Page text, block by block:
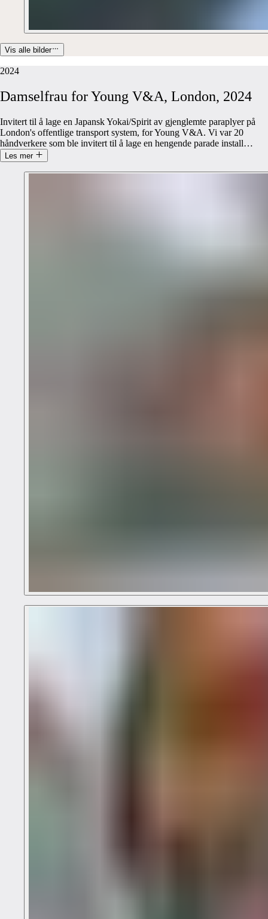
Vis alle bilder
2024
Damselfrau forYoung V&A, London, 2024
Invitert til å lage en Japansk Yokai/Spirit av gjenglemte paraplyer på
London's offentlige transport system, for Young V&A. Vi var 20
håndverkere som ble invitert til å lage en hengende parade install…
Les mer